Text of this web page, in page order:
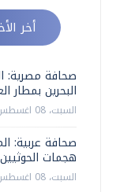
أخر
صحافة مصرية:
البحرين بمطار
السبت، 08 اغسطس 2026 06:35 ص
صحافة عربية:
هجمات
السبت، 08 اغسطس 2026 06:34 ص